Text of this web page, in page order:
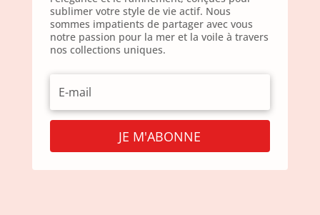
sublimer votre style de vie actif. Nous
sommes impatients de partager avec vous
notre passion pour la mer et la voile à travers
nos collections uniques.
JE M'ABONNE